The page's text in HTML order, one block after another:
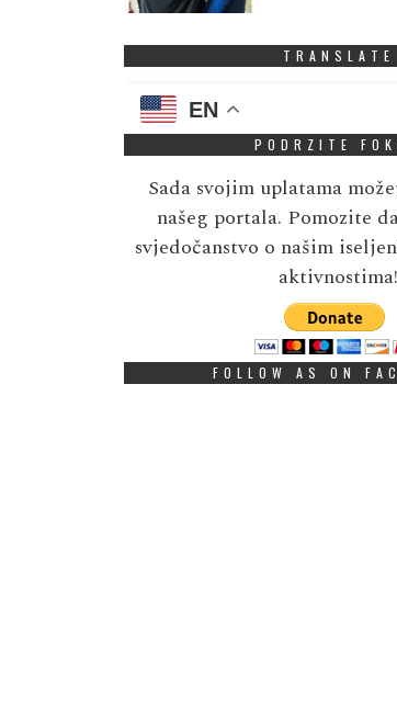
TRANSLATE
EN
PODRZITE
Sada svojim uplatama
našeg portala. Pomozite
svjedočanstvo o našim
aktivnostima!
FOLLOW AS ON